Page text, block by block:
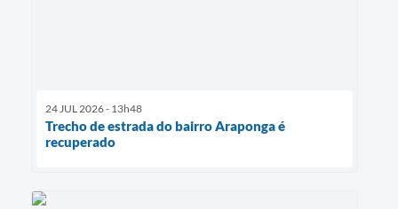
24 JUL 2026 - 13h48
Trecho de estrada do bairro Araponga é
recuperado